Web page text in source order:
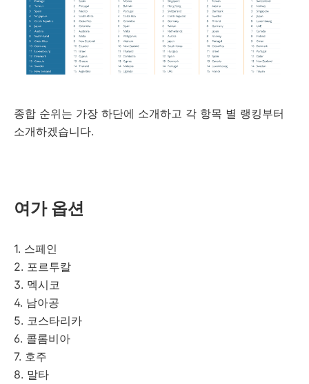
종합 순위는 가장 하단에 소개하고 각 항목 별 랭킹부터
소개하겠습니다.
여가 옵션
1. 스페인
2. 포르투칼
3. 멕시코
4. 남아공
5. 코스타리카
6. 콜롬비아
7. 호주
8. 말타